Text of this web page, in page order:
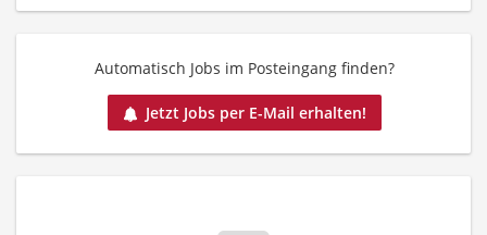
Automatisch Jobs im Posteingang finden?
Jetzt Jobs per E-Mail erhalten!